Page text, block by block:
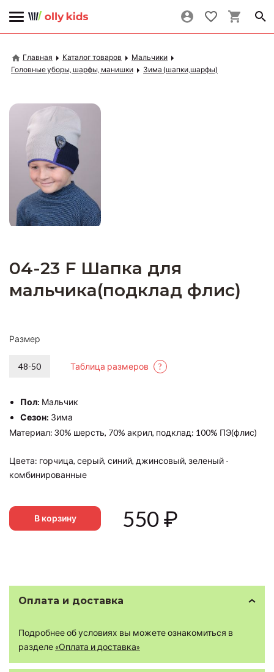
Главная Каталог товаров
Мальчики
Головные уборы, шарфы, манишки
Зима (шапки,шарфы)
04-23 F Шапка для
мальчика(подклад флис)
Размер
48-50 Таблица размеров ?
Пол: Мальчик
Сезон: Зима
Материал: 30% шерсть, 70% акрил, подклад: 100% ПЭ(флис)
Цвета: горчица, серый, синий, джинсовый, зеленый -
комбинированные
В корзину 550₽
Оплата и доставка
Подробнее об условиях вы можете ознакомиться в
разделе «Оплата и доставка»